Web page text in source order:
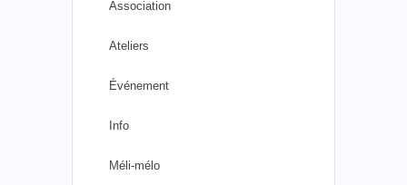
Association
Ateliers
Événement
Info
Méli-mélo